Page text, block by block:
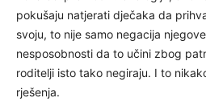
pokušaju natjerati dječaka da
svoju, to nije samo negacija
nesposobnosti da to učini zbog
roditelji isto tako negiraju. I to
rješenja.